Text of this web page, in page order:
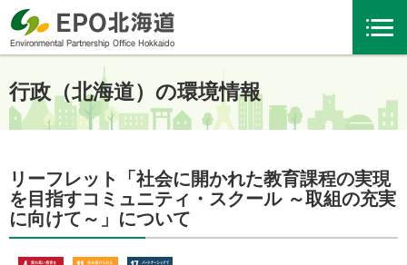
行政（北海道）の環境情報
リーフレット「社会に開かれた教育課程の実現
を目指すコミュニティ・スクール ～取組の充実
に向けて～」について